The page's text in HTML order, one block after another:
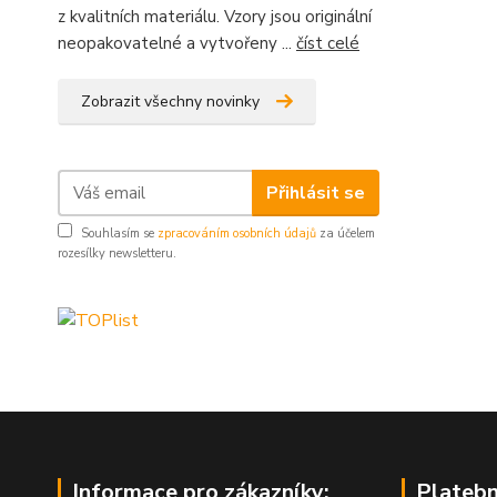
z kvalitních materiálu. Vzory jsou originální
neopakovatelné a vytvořeny ... číst celé
Zobrazit všechny novinky
Přihlásit se
Souhlasím se zpracováním osobních údajů za účelem
rozesílky newsletteru.